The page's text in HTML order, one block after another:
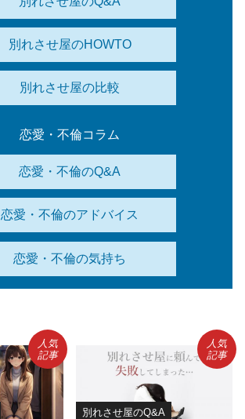
別れさせ屋のHOWTO
別れさせ屋の比較
恋愛・不倫コラム
恋愛・不倫のQ&A
恋愛・不倫のアドバイス
恋愛・不倫の気持ち
人気
記事
別れさせ屋のQ&A
人気
記事